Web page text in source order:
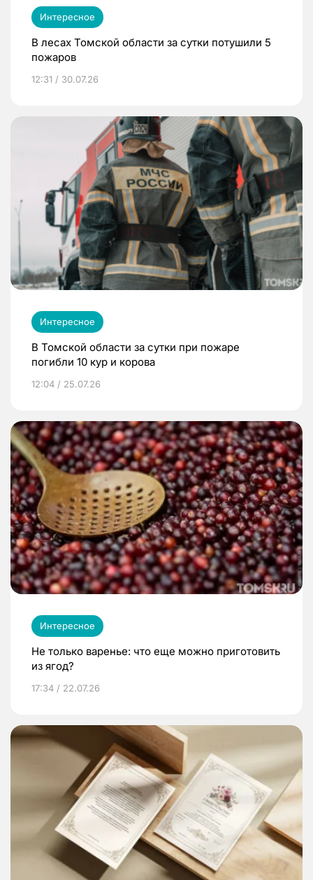
Интересное
В лесах Томской области за сутки потушили 5
пожаров
12:31 / 30.07.26
Интересное
В Томской области за сутки при пожаре
погибли 10 кур и корова
12:04 / 25.07.26
Интересное
Не только варенье: что еще можно приготовить
из ягод?
17:34 / 22.07.26